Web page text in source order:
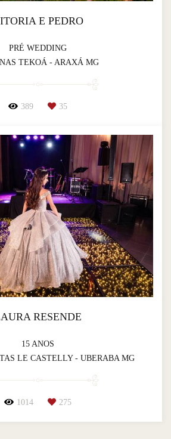
E PEDRO
PRÉ WEDDING
TEKOÁ - ARAXÁ MG
389 35
RESENDE
15 ANOS
LE CASTELLY - UBERABA MG
1014 275